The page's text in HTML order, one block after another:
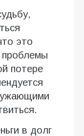
это
проблемы
потере
в долг